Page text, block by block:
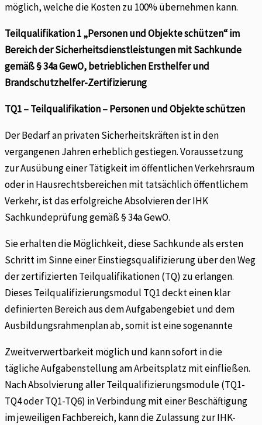
möglich, welche die Kosten zu 100% übernehmen kann.
Teilqualifikation 1 „Personen und Objekte schützen“ im
Bereich der Sicherheitsdienstleistungen mit Sachkunde
gemäß § 34a GewO, betrieblichen Ersthelfer und
Brandschutzhelfer-Zertifizierung
TQ1 – Teilqualifikation – Personen und Objekte schützen
Der Bedarf an privaten Sicherheitskräften ist in den
vergangenen Jahren erheblich gestiegen. Voraussetzung
zur Ausübung einer Tätigkeit im öffentlichen Verkehrsraum
oder in Hausrechtsbereichen mit tatsächlich öffentlichem
Verkehr, ist das erfolgreiche Absolvieren der IHK
Sachkundeprüfung gemäß § 34a GewO.
Sie erhalten die Möglichkeit, diese Sachkunde als ersten
Schritt im Sinne einer Einstiegsqualifizierung über den Weg
der zertifizierten Teilqualifikationen (TQ) zu erlangen.
Dieses Teilqualifizierungsmodul TQ1 deckt einen klar
definierten Bereich aus dem Aufgabengebiet und dem
Ausbildungsrahmenplan ab, somit ist eine sogenannte
Zweitverwertbarkeit möglich und kann sofort in die
tägliche Aufgabenstellung am Arbeitsplatz mit einfließen.
Nach Absolvierung aller Teilqualifizierungsmodule (TQ1-
TQ4 oder TQ1-TQ6) in Verbindung mit einer Beschäftigung
im jeweiligen Fachbereich, kann die Zulassung zur IHK-